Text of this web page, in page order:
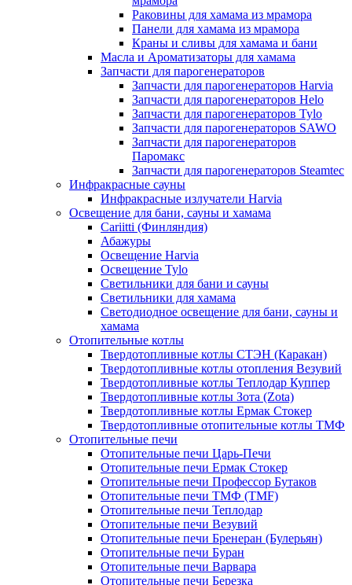
Раковины для хамама из мрамора
Панели для хамама из мрамора
Краны и сливы для хамама и бани
Масла и Ароматизаторы для хамама
Запчасти для парогенераторов
Запчасти для парогенераторов Harvia
Запчасти для парогенераторов Helo
Запчасти для парогенераторов Tylo
Запчасти для парогенераторов SAWO
Запчасти для парогенераторов
Паромакс
Запчасти для парогенераторов Steamtec
Инфракрасные сауны
Инфракрасные излучатели Harvia
Освещение для бани, сауны и хамама
Cariitti (Финляндия)
Абажуры
Освещение Harvia
Освещение Tylo
Светильники для бани и сауны
Светильники для хамама
Светодиодное освещение для бани, сауны и
хамама
Отопительные котлы
Твердотопливные котлы СТЭН (Каракан)
Твердотопливные котлы отопления Везувий
Твердотопливные котлы Теплодар Куппер
Твердотопливные котлы Зота (Zota)
Твердотопливные котлы Ермак Стокер
Твердотопливные отопительные котлы ТМФ
Отопительные печи
Отопительные печи Царь-Печи
Отопительные печи Ермак Стокер
Отопительные печи Профессор Бутаков
Отопительные печи ТМФ (TMF)
Отопительные печи Теплодар
Отопительные печи Везувий
Отопительные печи Бренеран (Булерьян)
Отопительные печи Буран
Отопительные печи Варвара
Отопительные печи Березка